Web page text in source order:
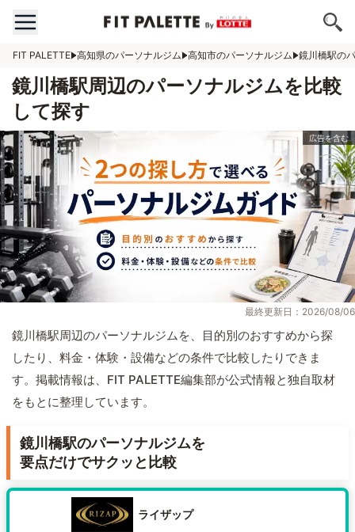
FIT PALETTE 高知県のパーソナルジム 高知市のパーソナルジム 鏡川橋駅の
鏡川橋駅周辺のパーソナルジムを比較
して探す
最終更新日：2026/08/06
鏡川橋駅周辺のパーソナルジムを、目的別のおすすめから探
したり、料金・体験・設備などの条件で比較したりできま
す。掲載情報は、FIT PALETTE編集部が公式情報と独自取材
をもとに整理しています。
鏡川橋駅のパーソナルジムを
要点だけでサクッと比較
ライザップ